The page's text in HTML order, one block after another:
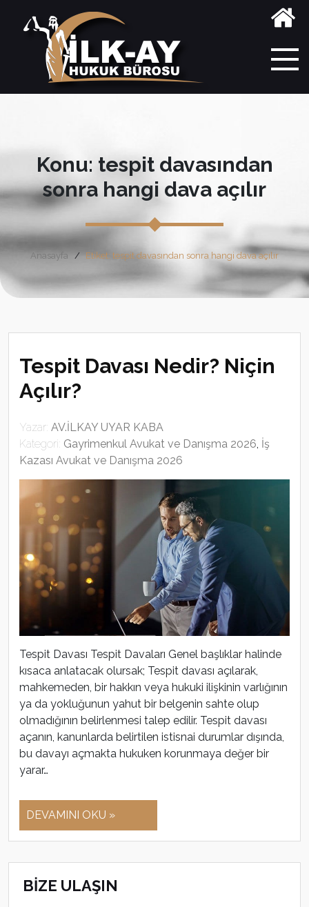
Konu: tespit davasından
sonra hangi dava açılır
Anasayfa Etiket: tespit davasından sonra hangi dava açılır
Tespit Davası Nedir? Niçin
Açılır?
Yazar: AV.İLKAY UYAR KABA
Kategori: Gayrimenkul Avukat ve Danışma 2026, İş
Kazası Avukat ve Danışma 2026
Tespit Davası Tespit Davaları Genel başlıklar halinde
kısaca anlatacak olursak; Tespit davası açılarak,
mahkemeden, bir hakkın veya hukuki ilişkinin varlığının
ya da yokluğunun yahut bir belgenin sahte olup
olmadığının belirlenmesi talep edilir. Tespit davası
açanın, kanunlarda belirtilen istisnai durumlar dışında,
bu davayı açmakta hukuken korunmaya değer bir
yarar…
DEVAMINI OKU »
BİZE ULAŞIN